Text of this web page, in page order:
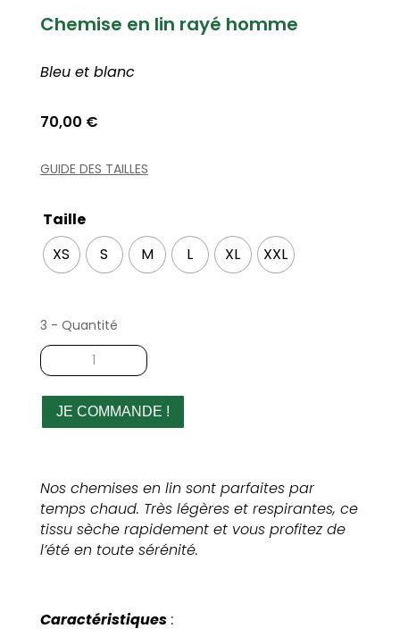
Chemise en lin rayé homme
Bleu et blanc
70,00 €
GUIDE DES TAILLES
Taille
XS
S M L XL XXL
3 - Quantité
quantité
de
lin
JE COMMANDE !
Nos chemises en lin sont parfaites par
temps chaud. Très légères et respirantes, ce
tissu sèche rapidement et vous profitez de
l’été en toute sérénité.
Caractéristiques: